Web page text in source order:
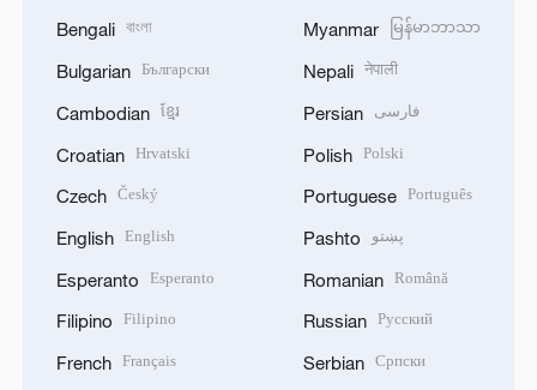
Bengali বাংলা
Bulgarian Български
Cambodian ខ្មែរ
Croatian Hrvatski
Czech Český
English English
Esperanto Esperanto
Filipino Filipino
French Français
Myanmar မြန်မာဘာသာ
Nepali नेपाली
Persian فارسی
Polish Polski
Portuguese Português
Pashto پښتو
Romanian Română
Russian Русский
Serbian Српски